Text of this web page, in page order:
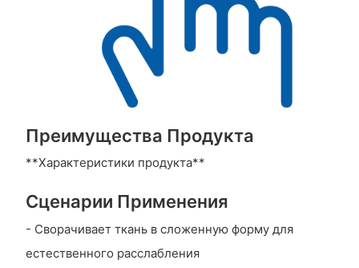
Преимущества Продукта
**Характеристики продукта**
Сценарии Применения
- Сворачивает ткань в сложенную форму для
естественного расслабления